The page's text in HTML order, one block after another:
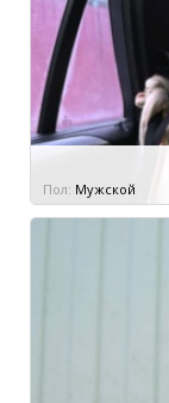
Пол: Мужской